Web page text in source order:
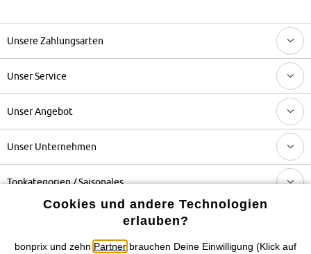
Unsere Zahlungsarten
Unser Service
Unser Angebot
Unser Unternehmen
Topkategorien / Saisonales
Mehr von bonprix auf
Cookies und andere Technologien
erlauben?
bonprix und zehn Partner brauchen Deine Einwilligung (Klick auf